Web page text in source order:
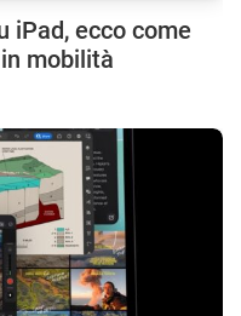
iPad, ecco come
mobilità